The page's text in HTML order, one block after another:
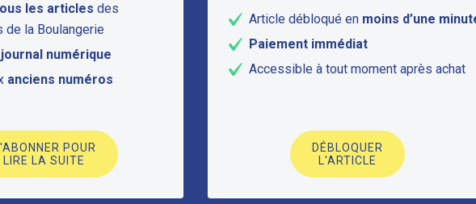
les articles des
de la Boulangerie
journal numérique
anciens numéros
POUR
LIRE LA SUITE
Article débloqué en moins d’une
Paiement immédiat
Accessible à tout moment après achat
DÉBLOQUER
L'ARTICLE